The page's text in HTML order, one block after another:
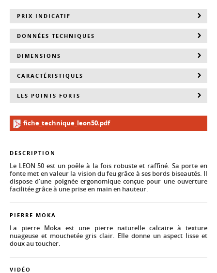
DESCRIPTION
Le LEON 50 est un poêle à la fois robuste et raffiné. Sa porte en
fonte met en valeur la vision du feu grâce à ses bords biseautés. Il
dispose d'une poignée ergonomique conçue pour une ouverture
facilitée grâce à une prise en main en hauteur.
PIERRE MOKA
La pierre Moka est une pierre naturelle calcaire à texture
nuageuse et mouchetée gris clair. Elle donne un aspect lisse et
doux au toucher.
VIDÉO
PRIX INDICATIF
DONNÉES TECHNIQUES
DIMENSIONS
CARACTÉRISTIQUES
LES POINTS FORTS
fiche_technique_leon50.pdf